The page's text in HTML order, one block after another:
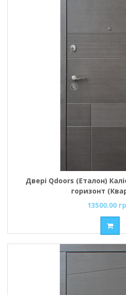
Двері Qdoors (Еталон)
горизонт
13500.00